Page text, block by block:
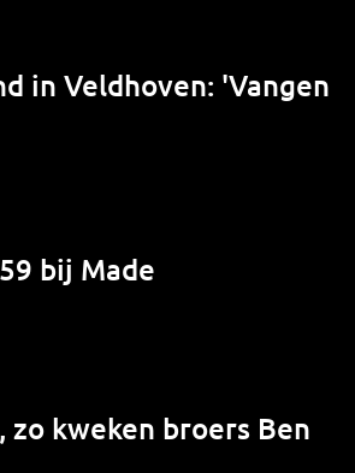
in Veldhoven: 'Vangen
bij Made
kweken broers Ben